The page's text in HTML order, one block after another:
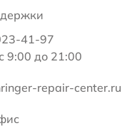
41-97
9:00 до 21:00
repair-center.ru